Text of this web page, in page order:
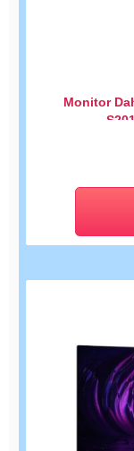
Monitor